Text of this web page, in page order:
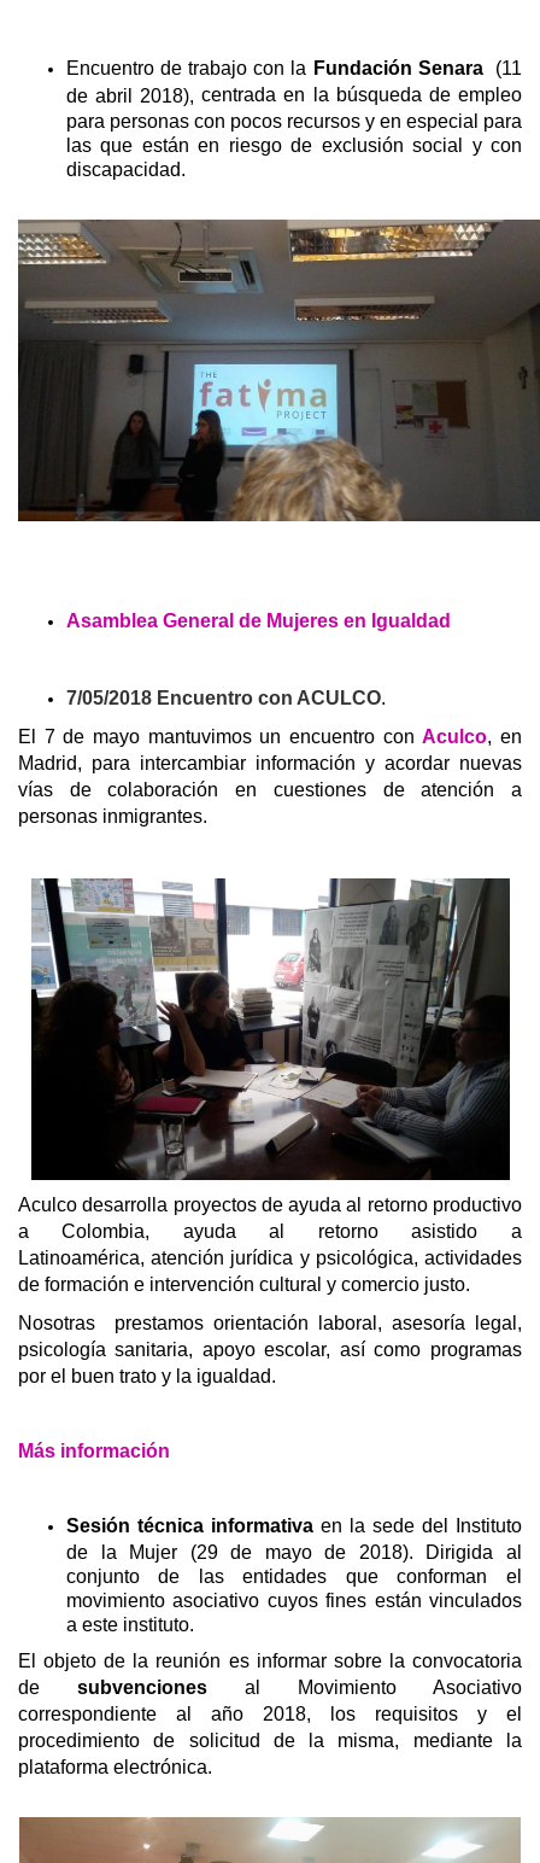
Encuentro de trabajo con la Fundación Senara (11
de abril 2018),centrada en la búsqueda de empleo
para personas con pocos recursos y en especial para
las que están en riesgo de exclusión social y con
discapacidad.
Asamblea General de Mujeres en Igualdad
7/05/2018 Encuentro con ACULCO.
El 7 de mayo mantuvimos un encuentro conAculco, en
Madrid, para intercambiar información y acordar nuevas
vías de colaboración en cuestiones de atención a
personas inmigrantes.
Aculco desarrolla proyectos de ayuda al retorno productivo
a Colombia, ayuda al retorno asistido a
Latinoamérica, atención jurídica y psicológica, actividades
de formación e intervención cultural y comercio justo.
Nosotras prestamos orientación laboral, asesoría legal,
psicología sanitaria, apoyo escolar, así como programas
por el buen trato y la igualdad.
Más información
Sesión técnica informativa en la sede del Instituto
de la Mujer (29 de mayo de 2018). Dirigida al
conjunto de las entidades que conforman el
movimiento asociativo cuyos fines están vinculados
a este instituto.
El objeto de la reunión es informar sobre la convocatoria
de subvenciones al Movimiento Asociativo
correspondiente al año 2018, los requisitos y el
procedimiento de solicitud de la misma, mediante la
plataforma electrónica​.